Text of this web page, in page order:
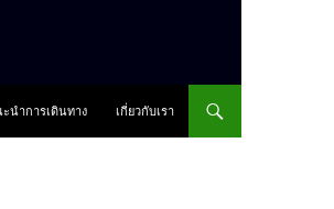
นำการเดินทาง เกี่ยวกับเรา